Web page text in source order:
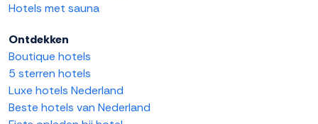
Hotels met sauna
Ontdekken
Boutique hotels
5 sterren hotels
Luxe hotels Nederland
Beste hotels van Nederland